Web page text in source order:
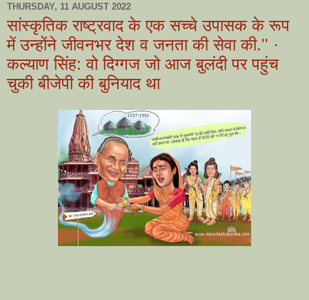
THURSDAY, 11 AUGUST 2022
सांस्कृतिक राष्ट्रवाद के एक सच्चे उपासक के रूप
में उन्होंने जीवनभर देश व जनता की सेवा की.'' ·
कल्याण सिंह: वो दिग्गज जो आज बुलंदी पर पहुंच
चुकी बीजेपी की बुनियाद था